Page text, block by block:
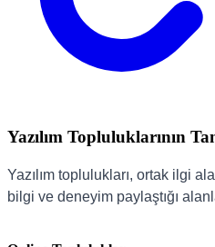
Yazılım Topluluklarının
Yazılım toplulukları, ortak ilgi
bilgi ve deneyim paylaştığı